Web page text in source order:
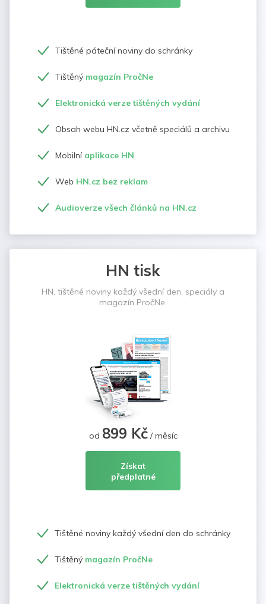
Tištěné páteční noviny do schránky
Tištěný magazín PročNe
Elektronická verze tištěných vydání
Obsah webu HN.cz včetně speciálů a archivu
Mobilní aplikace HN
Web HN.cz bez reklam
Audioverze všech článků na HN.cz
HN tisk
HN, tištěné noviny každý všední den, speciály a
magazín PročNe.
od 899 Kč/ měsíc
Získat
předplatné
Tištěné noviny každý všední den do schránky
Tištěný magazín PročNe
Elektronická verze tištěných vydání